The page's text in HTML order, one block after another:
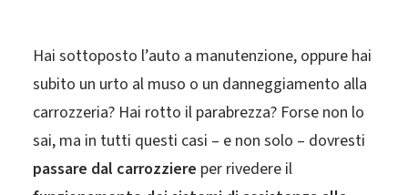
Hai sottoposto l’auto a manutenzione, oppure hai
subito un urto al muso o un danneggiamento alla
carrozzeria? Hai rotto il parabrezza? Forse non lo
sai, ma in tutti questi casi – e non solo – dovresti
passare dal carrozziere per rivedere il